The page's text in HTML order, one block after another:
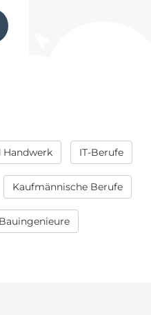
Handwerk IT-Berufe
Kaufmännische Berufe
Bauingenieure